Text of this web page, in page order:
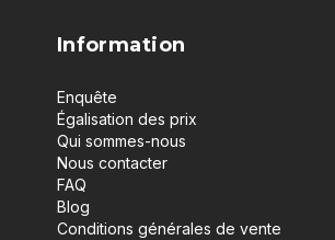
Information
Enquête
Égalisation des prix
Qui sommes-nous
Nous contacter
FAQ
Blog
Conditions générales de vente